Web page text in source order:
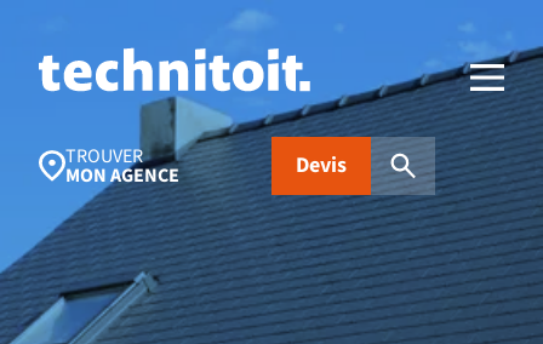
TROUVER
MON AGENCE Devis
Recherches populaires